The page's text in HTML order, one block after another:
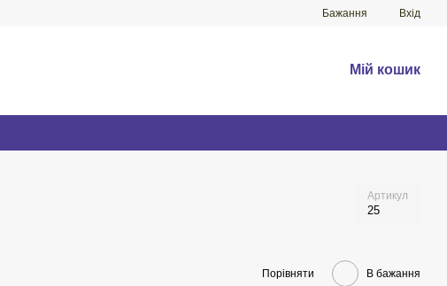
Бажання Вхід
Мій кошик
Артикул
25
Порівняти В бажання